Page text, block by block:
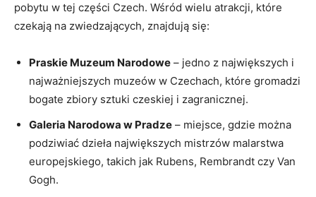
pobytu w tej części ⁣Czech. Wśród wielu atrakcji, ​które⁣
czekają na ⁢zwiedzających, znajdują się:
Praskie Muzeum ⁤Narodowe – jedno z największych i
najważniejszych muzeów w Czechach, które gromadzi
bogate zbiory sztuki czeskiej i zagranicznej.
Galeria Narodowa w Pradze – miejsce, gdzie można
podziwiać dzieła największych mistrzów malarstwa
europejskiego, takich jak Rubens, ⁢Rembrandt czy Van
Gogh.